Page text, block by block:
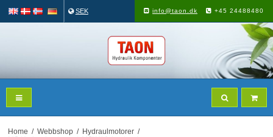
SEK info@taon.dk +45 24488480
Home / Webbshop / Hydraulmotorer /